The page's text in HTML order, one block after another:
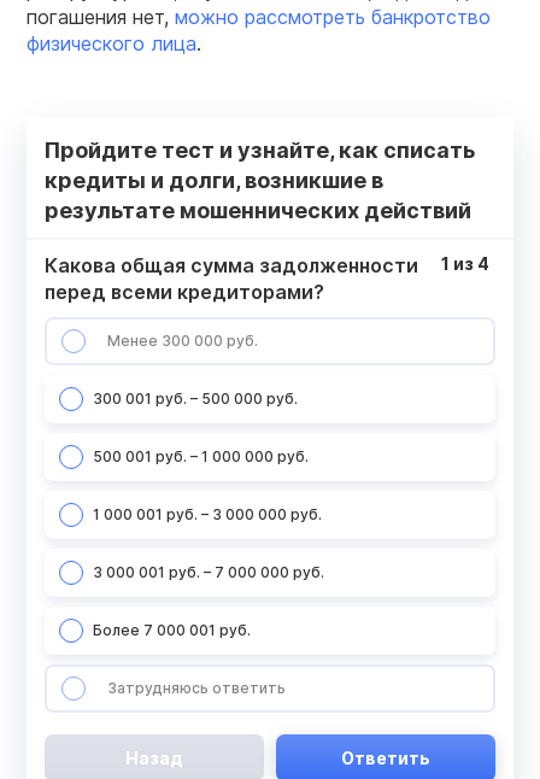
погашения нет, можно рассмотреть банкротство
физического лица.
Пройдите тест и узнайте, как списать
кредиты и долги, возникшие в
результате мошеннических действий
Какова общая сумма задолженности
перед всеми кредиторами?
Менее 300 000 руб.
300 001 руб. – 500 000 руб.
500 001 руб. – 1 000 000 руб.
1 000 001 руб. – 3 000 000 руб.
3 000 001 руб. – 7 000 000 руб.
Более 7 000 001 руб.
Затрудняюсь ответить
1 из 4
Назад Ответить